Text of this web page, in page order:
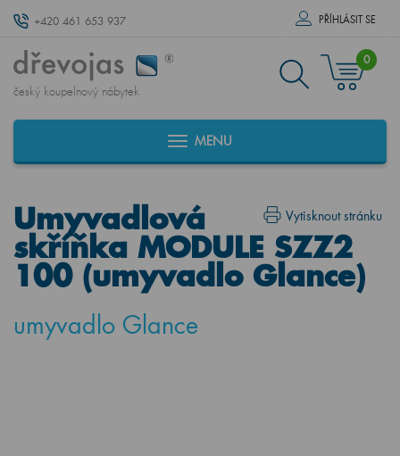
+420 461 653 937 PŘÍHLÁSIT SE
český koupelnový nábytek
0
MENU
Vytisknout stránku
Umyvadlová
skříňka MODULE SZZ2
100 (umyvadlo Glance)
umyvadlo Glance